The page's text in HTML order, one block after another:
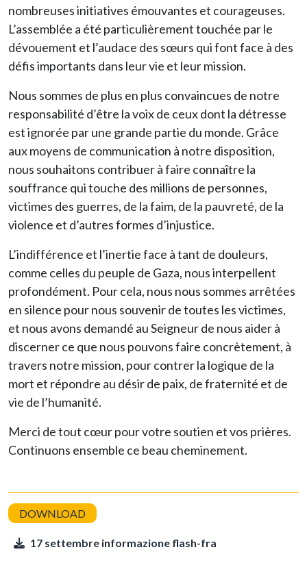
nombreuses initiatives émouvantes et courageuses.
L’assemblée a été particulièrement touchée par le
dévouement et l’audace des sœurs qui font face à des
défis importants dans leur vie et leur mission.
Nous sommes de plus en plus convaincues de notre
responsabilité d’être la voix de ceux dont la détresse
est ignorée par une grande partie du monde. Grâce
aux moyens de communication à notre disposition,
nous souhaitons contribuer à faire connaître la
souffrance qui touche des millions de personnes,
victimes des guerres, de la faim, de la pauvreté, de la
violence et d’autres formes d’injustice.
L’indifférence et l’inertie face à tant de douleurs,
comme celles du peuple de Gaza, nous interpellent
profondément. Pour cela, nous nous sommes arrêtées
en silence pour nous souvenir de toutes les victimes,
et nous avons demandé au Seigneur de nous aider à
discerner ce que nous pouvons faire concrètement, à
travers notre mission, pour contrer la logique de la
mort et répondre au désir de paix, de fraternité et de
vie de l’humanité.
Merci de tout cœur pour votre soutien et vos prières.
Continuons ensemble ce beau cheminement.
17 settembre informazione flash-fra